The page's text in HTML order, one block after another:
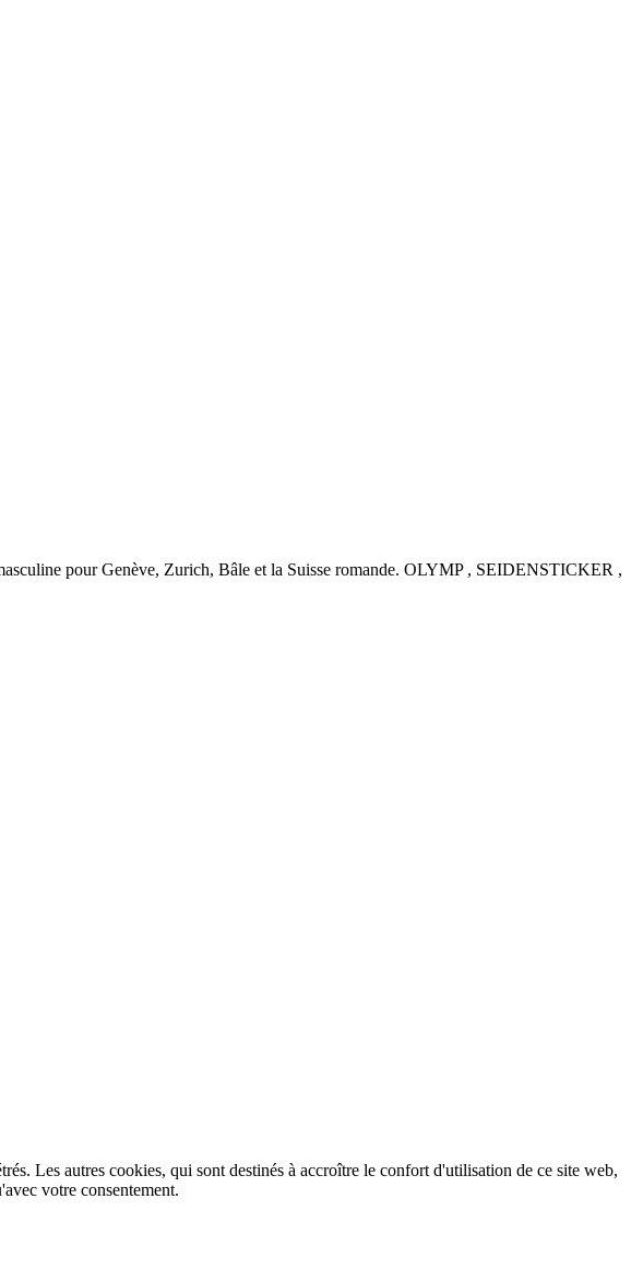
pour Genève, Zurich, Bâle et la Suisse romande. OLYMP , SEIDENSTICKER ,
Les autres cookies, qui sont destinés à accroître le confort d'utilisation de ce site web,
votre consentement.